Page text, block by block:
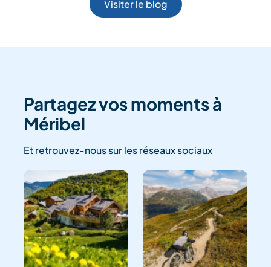
Visiter le blog
Partagez vos moments à
Méribel
Et retrouvez-nous sur les réseaux sociaux